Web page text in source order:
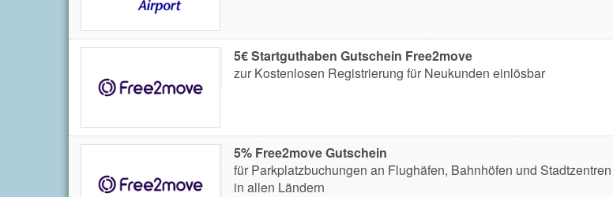
5€ Startguthaben Gutschein Free2move
zur Kostenlosen Registrierung für Neukunden einlösbar
5% Free2move Gutschein
für Parkplatzbuchungen an Flughäfen, Bahnhöfen und Stadtzentren
in allen Ländern